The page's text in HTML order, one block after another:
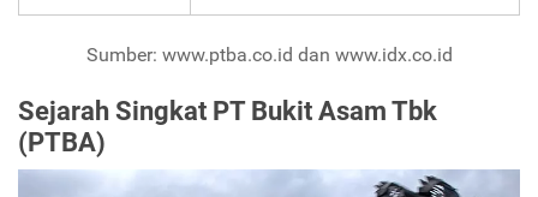
Sumber: www.ptba.co.id dan www.idx.co.id
Sejarah Singkat PT Bukit Asam Tbk
(PTBA)